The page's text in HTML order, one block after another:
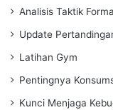
Analisis Taktik
Update
Latihan Gym
Pentingnya
Kunci Menjaga